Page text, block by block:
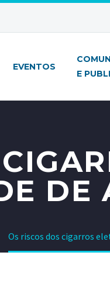
EVENTOS
E
DE
Os riscos dos cigarros